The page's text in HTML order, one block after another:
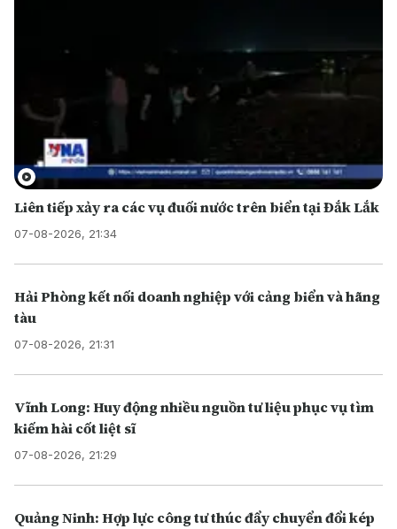
Liên tiếp xảy ra các vụ đuối nước trên biển tại Đắk Lắk
07-08-2026, 21:34
Hải Phòng kết nối doanh nghiệp với cảng biển và hãng
tàu
07-08-2026, 21:31
Vĩnh Long: Huy động nhiều nguồn tư liệu phục vụ tìm
kiếm hài cốt liệt sĩ
07-08-2026, 21:29
Quảng Ninh: Hợp lực công tư thúc đẩy chuyển đổi kép